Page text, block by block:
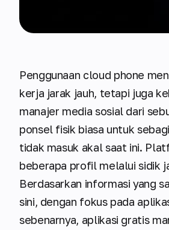
Penggunaan cloud phone
kerja jarak jauh, tetapi juga
manajer media sosial dari
ponsel fisik biasa untuk
tidak masuk akal saat ini.
beberapa profil melalui sidik
Berdasarkan informasi yang
sini, dengan fokus pada
sebenarnya, aplikasi gratis